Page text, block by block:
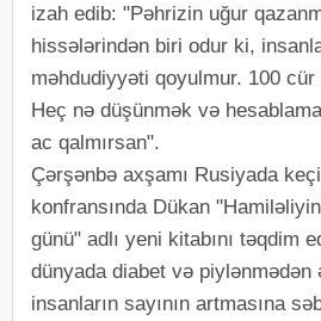
izah edib: "Pəhrizin uğur
hissələrindən biri odur ki,
məhdudiyyəti qoyulmur. 100
Heç nə düşünmək və
ac qalmırsan".
Çərşənbə axşamı Rusiyada
konfransında Dükan
günü" adlı yeni kitabını təqdim
dünyada diabet və piylənmədən
insanların sayının artmasına